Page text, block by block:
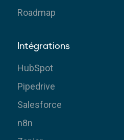
Roadmap
Intégrations
HubSpot
Pipedrive
Salesforce
n8n